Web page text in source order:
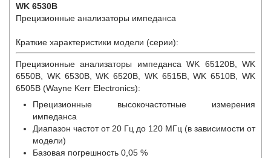
WK 6530B
Прецизионные анализаторы импеданса
Краткие характеристики модели (серии):
Прецизионные анализаторы импеданса WK 65120B, WK
6550B, WK 6530B, WK 6520B, WK 6515B, WK 6510B, WK
6505B (Wayne Kerr Electronics):
Прецизионные высокочастотные измерения
импеданса
Диапазон частот от 20 Гц до 120 МГц (в зависимости от
модели)
Базовая погрешность 0,05 %